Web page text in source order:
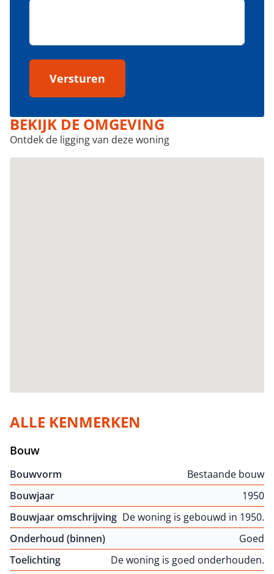
Versturen
BEKIJK DE OMGEVING
Ontdek de ligging van deze woning
ALLE KENMERKEN
Bouw
Bouwvorm
Bestaande bouw
Bouwjaar
1950
Bouwjaar omschrijving De woning is gebouwd in 1950.
Onderhoud (binnen)
Goed
Toelichting
De woning is goed onderhouden.